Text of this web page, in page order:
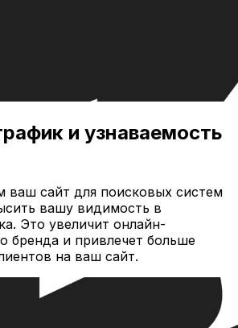
и узнаваемость
ваш сайт для поисковых систем
вашу видимость в
Это увеличит онлайн-
бренда и привлечет больше
на ваш сайт.